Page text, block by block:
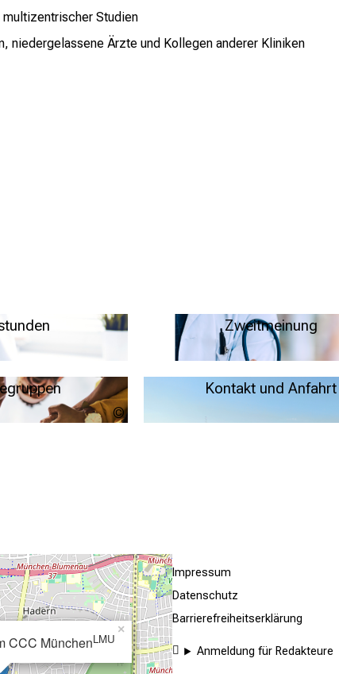
Studien
niedergelassene Ärzte und Kollegen anderer Kliniken
Infos
Zweitmeinung
Weitere Infos
Kontakt und Anfahrt
CCC MünchenLMU
×
Impressum
Datenschutz
Barrierefreiheitserklärung
Anmeldung für Redakteure